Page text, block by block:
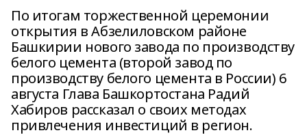
По итогам торжественной церемонии
открытия в Абзелиловском районе
Башкирии нового завода по производству
белого цемента (второй завод по
производству белого цемента в России) 6
августа Глава Башкортостана Радий
Хабиров рассказал о своих методах
привлечения инвестиций в регион.